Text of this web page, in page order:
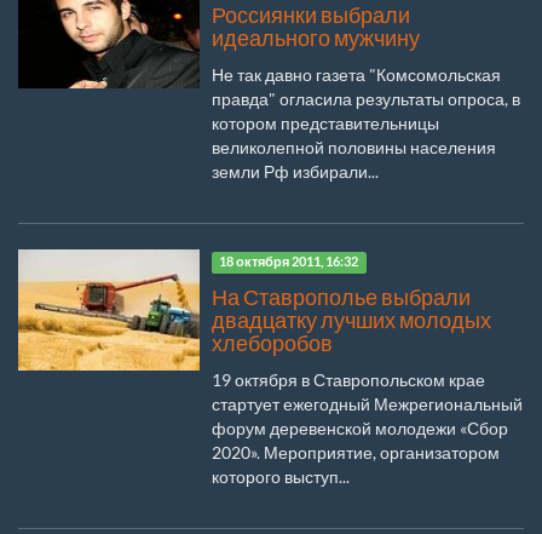
Россиянки выбрали
идеального мужчину
Не так давно газета "Комсомольская
правда" огласила результаты опроса, в
котором представительницы
великолепной половины населения
земли Рф избирали...
18 октября 2011, 16:32
На Ставрополье выбрали
двадцатку лучших молодых
хлеборобов
19 октября в Ставропольском крае
стартует ежегодный Межрегиональный
форум деревенской молодежи «Сбор
2020». Мероприятие, организатором
которого выступ...